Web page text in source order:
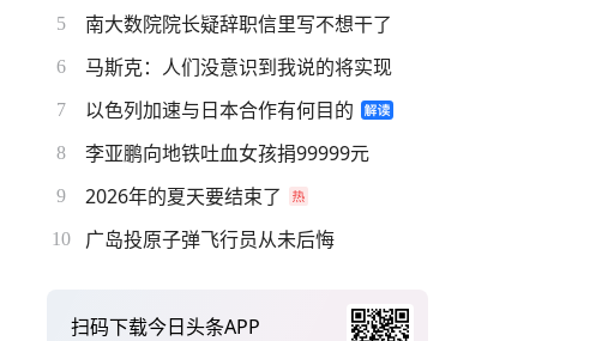
5 南大数院院长疑辞职信里写不想干了
6 马斯克：人们没意识到我说的将实现
7 以色列加速与日本合作有何目的
8 李亚鹏向地铁吐血女孩捐99999元
9 2026年的夏天要结束了
10 广岛投原子弹飞行员从未后悔
扫码下载今日头条APP